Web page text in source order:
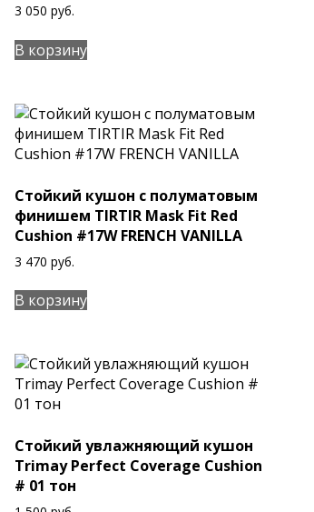
3 050 руб.
В корзину
Стойкий кушон с полуматовым
финишем TIRTIR Mask Fit Red
Cushion #17W FRENCH VANILLA
3 470 руб.
В корзину
Стойкий увлажняющий кушон
Trimay Perfect Coverage Cushion
# 01 тон